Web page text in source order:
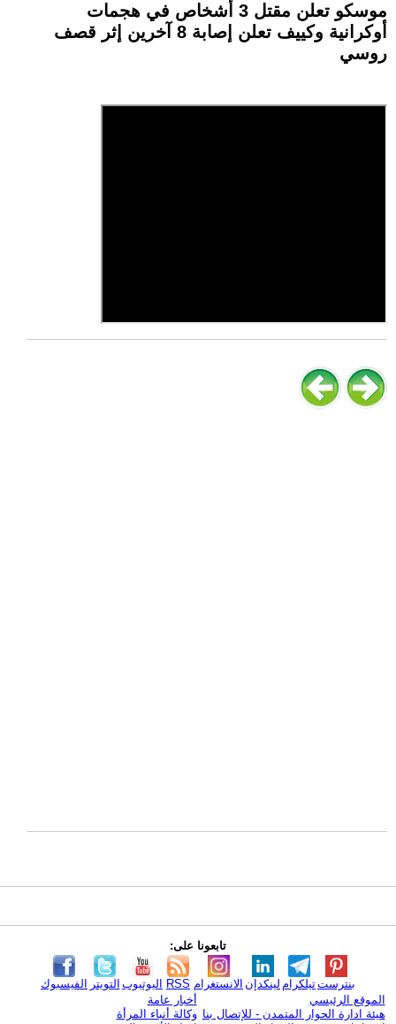
موسكو تعلن مقتل 3 أشخاص في هجمات
أوكرانية وكييف تعلن إصابة 8 آخرين إثر قصف
روسي
تابعونا على:
الفيسبوك التويتر اليوتيوب RSS الانستغرام لينكدإن تيلكرامبنترست
الموقع الرئيسي
هيئة ادارة الحوار المتمدن - للإتصال بنا
أخبار عامة
وكالة أنباء المرأة